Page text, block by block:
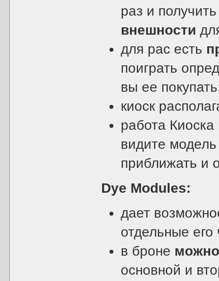
раз и
внешности
для рас есть
поиграть
вы ее
киоск
работа Киоска
видите
приближать и
Dye Modules:
дает
отдельные его
в броне
основной и